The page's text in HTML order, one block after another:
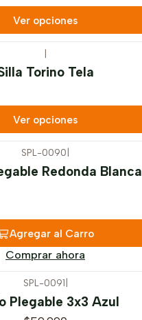
Ver opciones
|
Torino Tela
Ver opciones
SPL-0090
Redonda Blanca
Agregar al Carro
Comprar ahora
SPL-0091
Plegable 3x3 Azul